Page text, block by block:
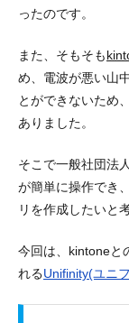
ったのです。
また、そもそも
め、 電波が悪い山
とができないため
ありました。
そこで一般社団法
が簡単に操作でき
リを作成したいと
今回は、kintoneと
れるUnifinity(ユニ